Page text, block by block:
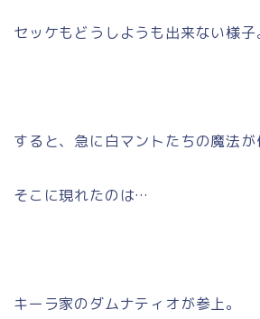
セッケもどうしようも出来ない様子
すると、急に白マントたちの魔法が
そこに現れたのは…
キーラ家のダムナティオが参上。